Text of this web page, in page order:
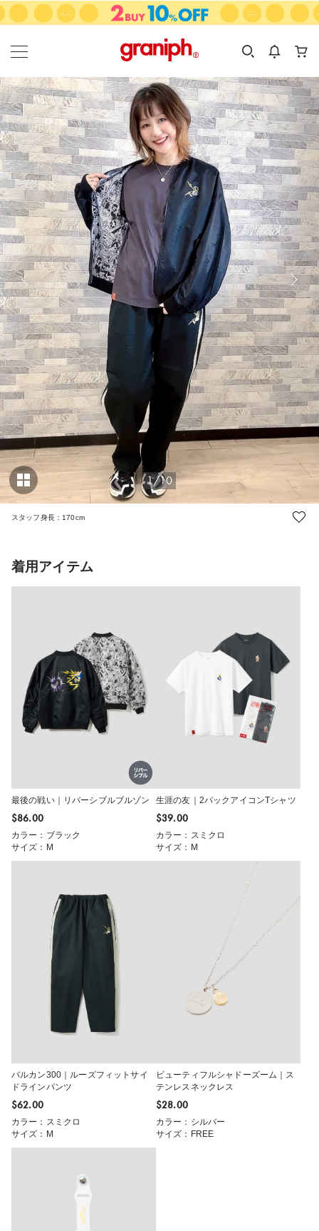
カテゴリーから探す
KIDS
カテゴリ
サイズ
1/10
スタッフ身長：170cm
着用アイテム
最後の戦い｜リバーシブルブルゾン
$‌86.00
カラー：ブラック
サイズ：M
生涯の友｜2パックアイコンTシャツ
$‌39.00
カラー：スミクロ
サイズ：M
バルカン300｜ルーズフィットサイ
ドラインパンツ
$‌62.00
カラー：スミクロ
サイズ：M
ビューティフルシャドーズーム｜ス
テンレスネックレス
$‌28.00
カラー：シルバー
サイズ：FREE